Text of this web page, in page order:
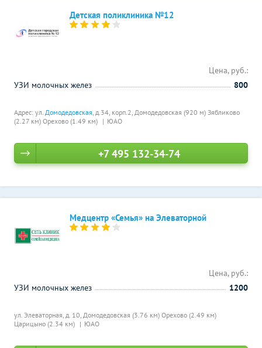
Детская поликлиника №12
Адрес: ул. Домодедовская, д.34, корп.2, Домодедовская (920 м) Зябликово
(2.27 км) Орехово (1.49 км) ЮАО
Цена, руб.:
УЗИ молочных желез
800
+7 495 132-34-74
Медцентр «Семья» на Элеваторной
ул. Элеваторная, д. 10, Домодедовская (3.76 км) Орехово (2.49 км)
Царицыно (2.34 км)
ЮАО
Цена, руб.:
УЗИ молочных желез
1200